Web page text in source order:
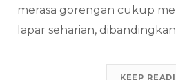
merasa gorengan cukup
lapar seharian,
KEEP